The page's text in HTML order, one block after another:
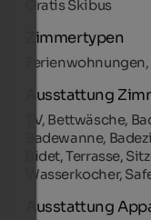
Gratis Skibus
Zimmertypen
Ausstattung
TV, Bettwäsche,
Badewanne,
Bidet, Terrasse,
Wasserkocher,
Ausstattung